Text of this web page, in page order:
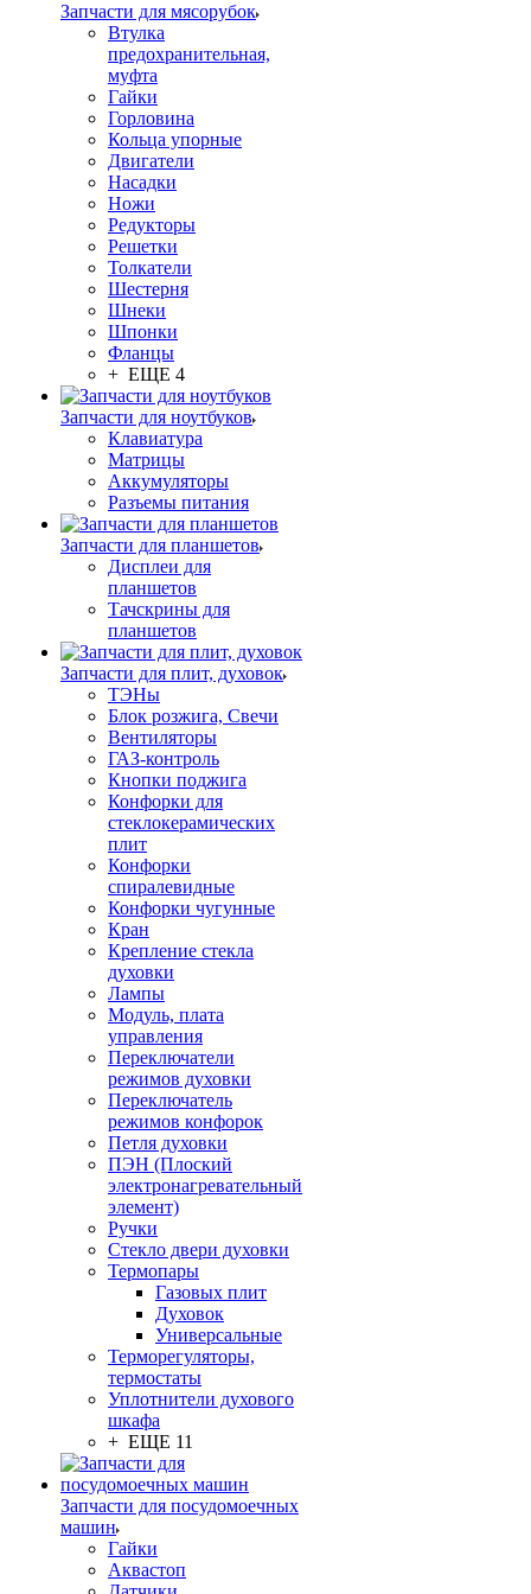
Запчасти для мясорубок
Втулка
предохранительная,
муфта
Гайки
Горловина
Кольца упорные
Двигатели
Насадки
Ножи
Редукторы
Решетки
Толкатели
Шестерня
Шнеки
Шпонки
Фланцы
+ ЕЩЕ 4
Запчасти для ноутбуков
Клавиатура
Матрицы
Аккумуляторы
Разъемы питания
Запчасти для планшетов
Дисплеи для
планшетов
Тачскрины для
планшетов
Запчасти для плит, духовок
ТЭНы
Блок розжига, Свечи
Вентиляторы
ГАЗ-контроль
Кнопки поджига
Конфорки для
стеклокерамических
плит
Конфорки
спиралевидные
Конфорки чугунные
Кран
Крепление стекла
духовки
Лампы
Модуль, плата
управления
Переключатели
режимов духовки
Переключатель
режимов конфорок
Петля духовки
ПЭН (Плоский
электронагревательный
элемент)
Ручки
Стекло двери духовки
Термопары
Газовых плит
Духовок
Универсальные
Терморегуляторы,
термостаты
Уплотнители духового
шкафа
+ ЕЩЕ 11
Запчасти для посудомоечных
машин
Гайки
Аквастоп